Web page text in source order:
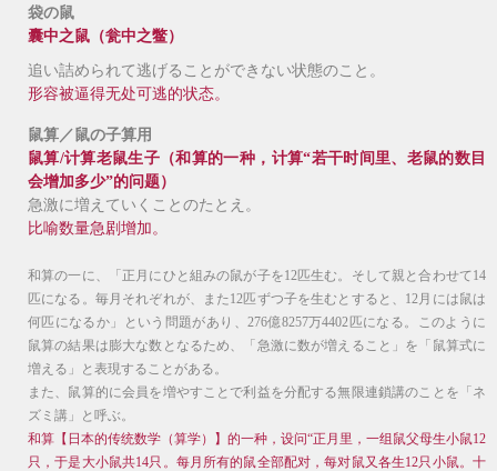
袋の鼠
囊中之鼠（瓮中之鳖）
追い詰められて逃げる ことができ ない状態のこと。
形容被逼得无处可逃的状态。
鼠算／鼠の子算用
鼠算/计算老鼠生子（和算的一种，计算“若干时间里、老鼠的数目
会增加多少”的问题）
急激に増えていくことのたとえ。
比喻数量急剧增加。
和算の一に、「正月にひと組みの鼠が子を12匹生む。そして親と合わせて14
匹になる。毎月それぞれが、また12匹ずつ子を生むとすると、12月には鼠は
何匹になるか」という問題があり、276億8257万4402匹になる。このように
鼠算の結果は膨大な数となるため、「急激に数が増えること」を「鼠算式に
増える」と表現することがある。
また、鼠算的に会員を増やすことで利益を分配する無限連鎖講のことを「ネ
ズミ講」と呼ぶ。
和算【日本的传统数学（算学）】的一种，设问“正月里，一组鼠父母生小鼠12
只，于是大小鼠共14只。每月所有的鼠全部配对，每对鼠又各生12只小鼠。十